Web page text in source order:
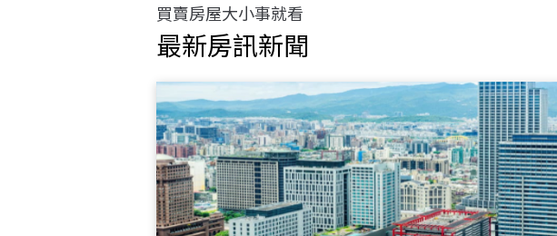
買賣房屋大小事就看
最新房訊新聞